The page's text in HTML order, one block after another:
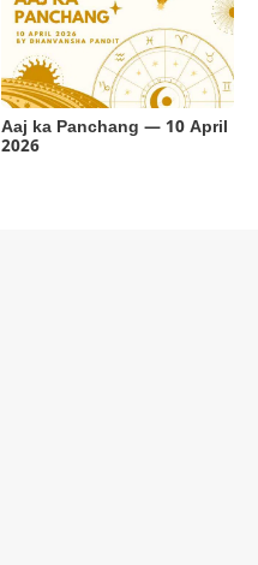
Aaj ka Panchang — 10 April
2026